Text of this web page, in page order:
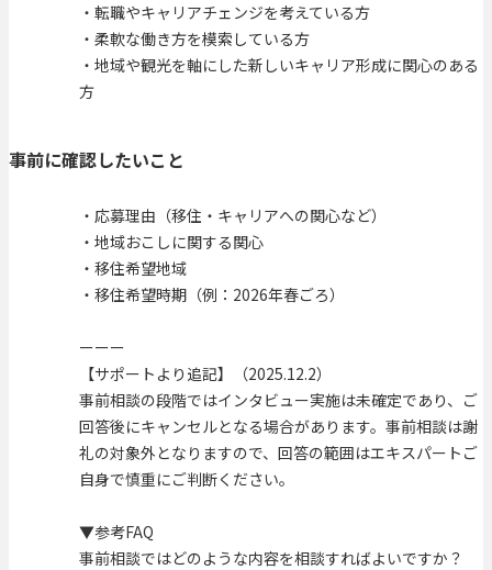
・転職やキャリアチェンジを考えている方
・柔軟な働き方を模索している方
・地域や観光を軸にした新しいキャリア形成に関心のある
方
事前に確認したいこと
・応募理由（移住・キャリアへの関心など）
・地域おこしに関する関心
・移住希望地域
・移住希望時期（例：2026年春ごろ）
ーーー
【サポートより追記】（2025.12.2）
事前相談の段階ではインタビュー実施は未確定であり、ご
回答後にキャンセルとなる場合があります。事前相談は謝
礼の対象外となりますので、回答の範囲はエキスパートご
自身で慎重にご判断ください。
▼参考FAQ
事前相談ではどのような内容を相談すればよいですか？